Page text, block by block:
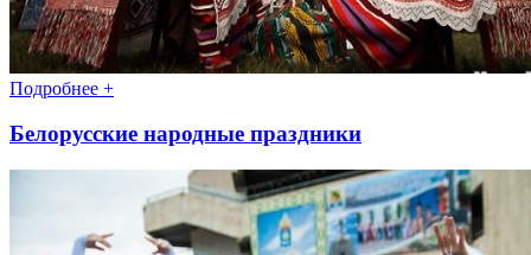
Подробнее +
Белорусские народные праздники